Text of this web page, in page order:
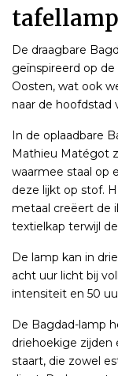
De draagbare
geïnspireerd op
Oosten, wat ook
naar de hoofdstad
In de oplaadbare
Mathieu Matégot
waarmee staal op
deze lijkt op stof.
metaal creëert de
textielkap terwijl
De lamp kan in
acht uur licht bij
intensiteit en 50
De Bagdad-lamp
driehoekige zijden
staart, die zowel